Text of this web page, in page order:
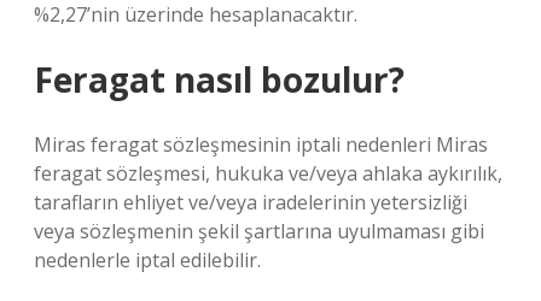
%2,27’nin üzerinde hesaplanacaktır.
Feragat nasıl bozulur?
Miras feragat sözleşmesinin iptali nedenleri Miras
feragat sözleşmesi, hukuka ve/veya ahlaka aykırılık,
tarafların ehliyet ve/veya iradelerinin yetersizliği
veya sözleşmenin şekil şartlarına uyulmaması gibi
nedenlerle iptal edilebilir.